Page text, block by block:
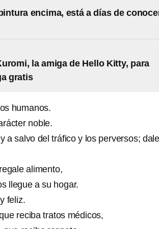
encima, está a días de
la amiga de Hello Kitty, para
gratis
humanos.
noble.
a salvo del tráfico y los perversos;
alimento,
llegue a su hogar.
feliz.
reciba tratos médicos,